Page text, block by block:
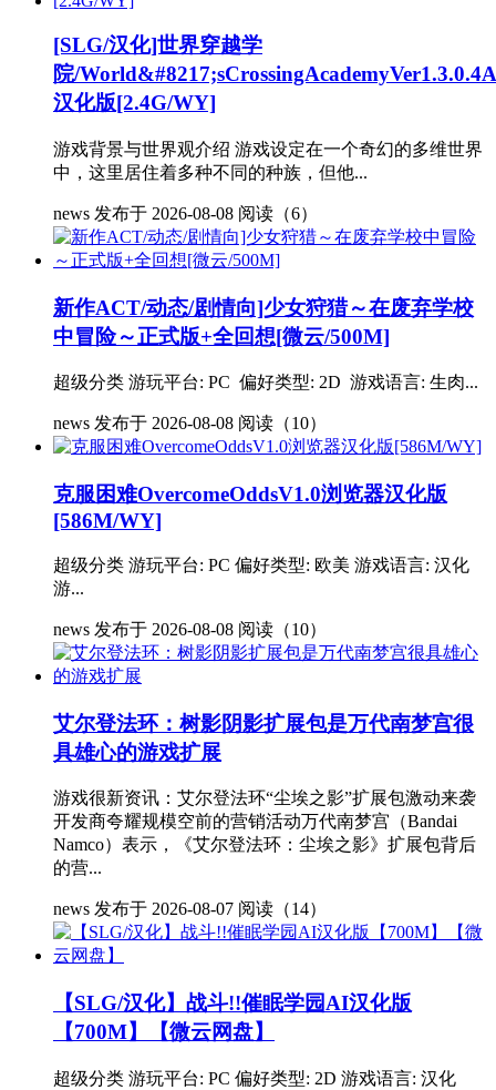
[SLG/汉化]世界穿越学
院/
汉化版[2.4G/WY]
游戏背景与世界观介绍 游戏设定在一个奇幻的多维世界
中，这里居住着多种不同的种族，但他...
news 发布于 2026-08-08 阅读（6）
新作ACT/动态/剧情向]少女狩猎～在废弃学校
中冒险～正式版+全回想[微云/500M]
超级分类 游玩平台: PC 偏好类型: 2D 游戏语言: 生肉...
news 发布于 2026-08-08 阅读（10）
克服困难OvercomeOddsV1.0浏览器汉化版
[586M/WY]
超级分类 游玩平台: PC 偏好类型: 欧美 游戏语言: 汉化
游...
news 发布于 2026-08-08 阅读（10）
艾尔登法环：树影阴影扩展包是万代南梦宫很
具雄心的游戏扩展
游戏很新资讯：艾尔登法环“尘埃之影”扩展包激动来袭
开发商夸耀规模空前的营销活动万代南梦宫（Bandai
Namco）表示，《艾尔登法环：尘埃之影》扩展包背后
的营...
news 发布于 2026-08-07 阅读（14）
【SLG/汉化】战斗!!催眠学园AI汉化版
【700M】【微云网盘】
超级分类 游玩平台: PC 偏好类型: 2D 游戏语言: 汉化